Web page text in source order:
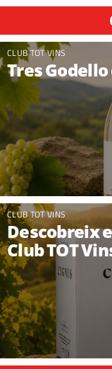
CLUB TOT VINS
Tres
CLUB TOT VINS
Descobreix
Club TOT